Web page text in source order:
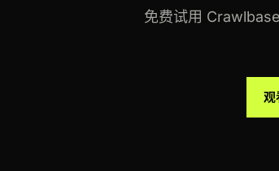
免费试用
观